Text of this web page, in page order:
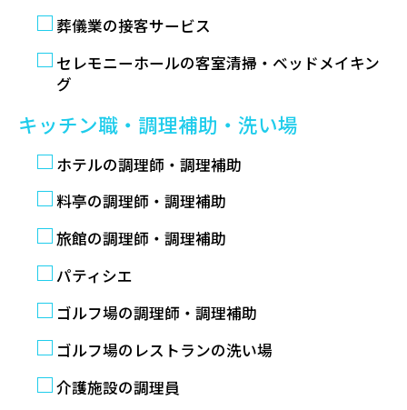
葬儀業の接客サービス
セレモニーホールの客室清掃・ベッドメイキン
グ
キッチン職・調理補助・洗い場
ホテルの調理師・調理補助
料亭の調理師・調理補助
旅館の調理師・調理補助
パティシエ
ゴルフ場の調理師・調理補助
ゴルフ場のレストランの洗い場
介護施設の調理員